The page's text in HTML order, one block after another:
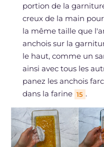
portion de la
creux de la main
la même taille que
anchois sur la
le haut, comme un
ainsi avec tous les
panez les anchois
dans la farine 15 .